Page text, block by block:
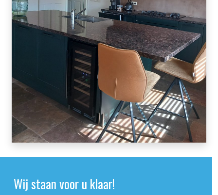
Wij staan voor u klaar!